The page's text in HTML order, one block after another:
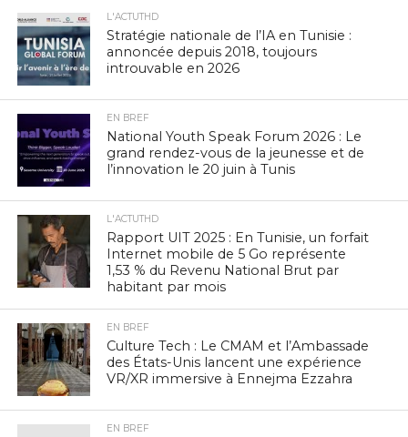
L'ACTUTHD
Stratégie nationale de l’IA en Tunisie :
annoncée depuis 2018, toujours
introuvable en 2026
EN BREF
National Youth Speak Forum 2026 : Le
grand rendez-vous de la jeunesse et de
l’innovation le 20 juin à Tunis
L'ACTUTHD
Rapport UIT 2025 : En Tunisie, un forfait
Internet mobile de 5 Go représente
1,53 % du Revenu National Brut par
habitant par mois
EN BREF
Culture Tech : Le CMAM et l’Ambassade
des États-Unis lancent une expérience
VR/XR immersive à Ennejma Ezzahra
EN BREF